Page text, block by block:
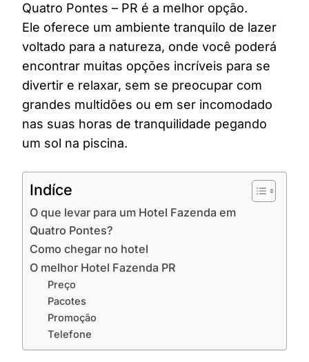
Quatro Pontes – PR é a melhor opção.
Ele oferece um ambiente tranquilo de lazer
voltado para a natureza, onde você poderá
encontrar muitas opções incríveis para se
divertir e relaxar, sem se preocupar com
grandes multidões ou em ser incomodado
nas suas horas de tranquilidade pegando
um sol na piscina.
Indíce
O que levar para um Hotel Fazenda em
Quatro Pontes?
Como chegar no hotel
O melhor Hotel Fazenda PR
Preço
Pacotes
Promoção
Telefone